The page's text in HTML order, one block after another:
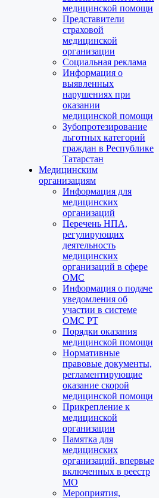
медицинской помощи
Представители
страховой
медицинской
организации
Социальная реклама
Информация о
выявленных
нарушениях при
оказании
медицинской помощи
Зубопротезирование
льготных категорий
граждан в Республике
Татарстан
Медицинским
организациям
Информация для
медицинских
организаций
Перечень НПА,
регулирующих
деятельность
медицинских
организаций в сфере
ОМС
Информация о подаче
уведомления об
участии в системе
ОМС РТ
Порядки оказания
медицинской помощи
Нормативные
правовые документы,
регламентирующие
оказание скорой
медицинской помощи
Прикрепление к
медицинской
организации
Памятка для
медицинских
организаций, впервые
включенных в реестр
МО
Мероприятия,